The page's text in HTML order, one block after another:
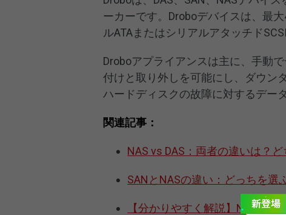
ーカーです。Droboデバイスは、最
ルATAまたはシリアルアタッチド
Droboアプライアンスは主に、手動
付けと取り外しを可能にし、ダウン
ハードディスクの故障に対するデー
関連記事：
NAS vs DAS：両者の違いは？
SANとNASの違い：どっちを選
【分かりやすく解説】NAS vs